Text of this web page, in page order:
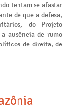
tentam se afastar
de que a defesa,
do Projeto
a ausência de rumo
de direita, de